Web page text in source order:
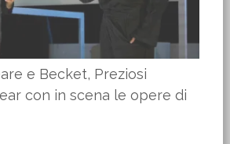
e Becket, Preziosi
con in scena le opere di